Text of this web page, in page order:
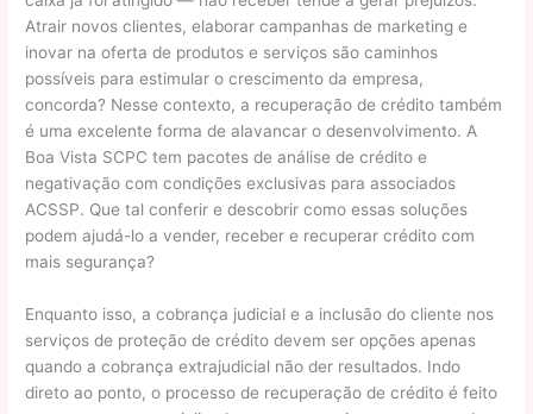
Atrair novos clientes, elaborar campanhas de marketing e
inovar na oferta de produtos e serviços são caminhos
possíveis para estimular o crescimento da empresa,
concorda? Nesse contexto, a recuperação de crédito também
é uma excelente forma de alavancar o desenvolvimento. A
Boa Vista SCPC tem pacotes de análise de crédito e
negativação com condições exclusivas para associados
ACSSP. Que tal conferir e descobrir como essas soluções
podem ajudá-lo a vender, receber e recuperar crédito com
mais segurança?
Enquanto isso, a cobrança judicial e a inclusão do cliente nos
serviços de proteção de crédito devem ser opções apenas
quando a cobrança extrajudicial não der resultados. Indo
direto ao ponto, o processo de recuperação de crédito é feito